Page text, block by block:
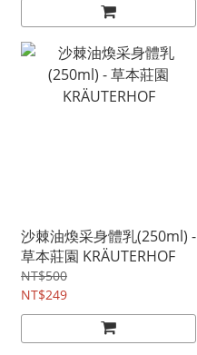
沙棘油煥采身體乳(250ml) -
草本莊園 KRÄUTERHOF
NT$500
NT$249